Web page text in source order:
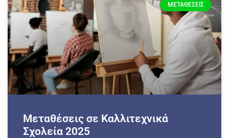
ΜΕΤΑΘΈΣΕΙΣ
Μεταθέσεις σε Καλλιτεχνικά
Σχολεία 2025